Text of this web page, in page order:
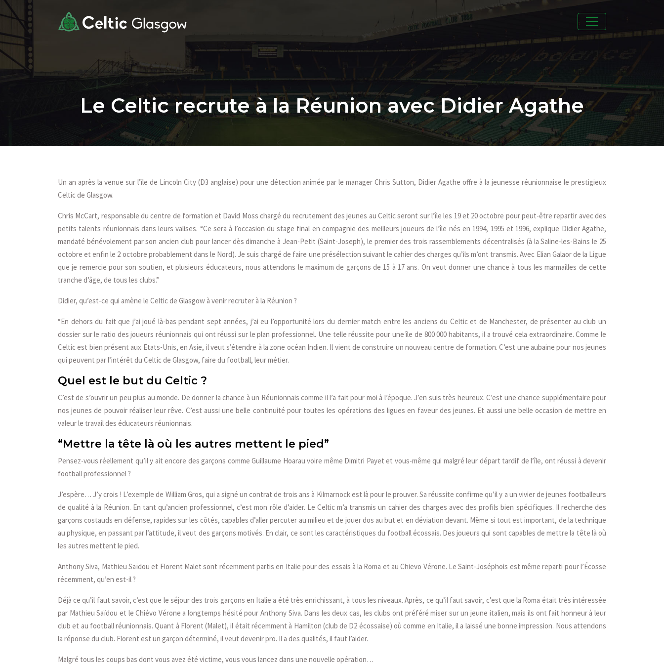
Le Celtic recrute à la Réunion avec Didier Agathe
Un an après la venue sur l’île de Lincoln City (D3 anglaise) pour une détection animée par le manager Chris Sutton, Didier Agathe offre à la jeunesse réunionnaise le prestigieux
Celtic de Glasgow.
Chris McCart, responsable du centre de formation et David Moss chargé du recrutement des jeunes au Celtic seront sur l’île les 19 et 20 octobre pour peut-être repartir avec des
petits talents réunionnais dans leurs valises. “Ce sera à l’occasion du stage final en compagnie des meilleurs joueurs de l’île nés en 1994, 1995 et 1996, explique Didier Agathe,
mandaté bénévolement par son ancien club pour lancer dès dimanche à Jean-Petit (Saint-Joseph), le premier des trois rassemblements décentralisés (à la Saline-les-Bains le 25
octobre et enfin le 2 octobre probablement dans le Nord). Je suis chargé de faire une présélection suivant le cahier des charges qu’ils m’ont transmis. Avec Elian Galaor de la Ligue
que je remercie pour son soutien, et plusieurs éducateurs, nous attendons le maximum de garçons de 15 à 17 ans. On veut donner une chance à tous les marmailles de cette
tranche d’âge, de tous les clubs.”
Didier, qu’est-ce qui amène le Celtic de Glasgow à venir recruter à la Réunion ?
“En dehors du fait que j’ai joué là-bas pendant sept années, j’ai eu l’opportunité lors du dernier match entre les anciens du Celtic et de Manchester, de présenter au club un
dossier sur le ratio des joueurs réunionnais qui ont réussi sur le plan professionnel. Une telle réussite pour une île de 800 000 habitants, il a trouvé cela extraordinaire. Comme le
Celtic est bien présent aux Etats-Unis, en Asie, il veut s’étendre à la zone océan Indien. Il vient de construire un nouveau centre de formation. C’est une aubaine pour nos jeunes
qui peuvent par l’intérêt du Celtic de Glasgow, faire du football, leur métier.
Quel est le but du Celtic ?
C’est de s’ouvrir un peu plus au monde. De donner la chance à un Réunionnais comme il l’a fait pour moi à l’époque. J’en suis très heureux. C’est une chance supplémentaire pour
nos jeunes de pouvoir réaliser leur rêve. C’est aussi une belle continuité pour toutes les opérations des ligues en faveur des jeunes. Et aussi une belle occasion de mettre en
valeur le travail des éducateurs réunionnais.
“Mettre la tête là où les autres mettent le pied”
Pensez-vous réellement qu’il y ait encore des garçons comme Guillaume Hoarau voire même Dimitri Payet et vous-même qui malgré leur départ tardif de l’île, ont réussi à devenir
football professionnel ?
J’espère… J’y crois ! L’exemple de William Gros, qui a signé un contrat de trois ans à Kilmarnock est là pour le prouver. Sa réussite confirme qu’il y a un vivier de jeunes footballeurs
de qualité à la Réunion. En tant qu’ancien professionnel, c’est mon rôle d’aider. Le Celtic m’a transmis un cahier des charges avec des profils bien spécifiques. Il recherche des
garçons costauds en défense, rapides sur les côtés, capables d’aller percuter au milieu et de jouer dos au but et en déviation devant. Même si tout est important, de la technique
au physique, en passant par l’attitude, il veut des garçons motivés. En clair, ce sont les caractéristiques du football écossais. Des joueurs qui sont capables de mettre la tête là où
les autres mettent le pied.
Anthony Siva, Mathieu Saïdou et Florent Malet sont récemment partis en Italie pour des essais à la Roma et au Chievo Vérone. Le Saint-Joséphois est même reparti pour l’Écosse
récemment, qu’en est-il ?
Déjà ce qu’il faut savoir, c’est que le séjour des trois garçons en Italie a été très enrichissant, à tous les niveaux. Après, ce qu’il faut savoir, c’est que la Roma était très intéressée
par Mathieu Saïdou et le Chiévo Vérone a longtemps hésité pour Anthony Siva. Dans les deux cas, les clubs ont préféré miser sur un jeune italien, mais ils ont fait honneur à leur
club et au football réunionnais. Quant à Florent (Malet), il était récemment à Hamilton (club de D2 écossaise) où comme en Italie, il a laissé une bonne impression. Nous attendons
la réponse du club. Florent est un garçon déterminé, il veut devenir pro. Il a des qualités, il faut l’aider.
Malgré tous les coups bas dont vous avez été victime, vous vous lancez dans une nouvelle opération…